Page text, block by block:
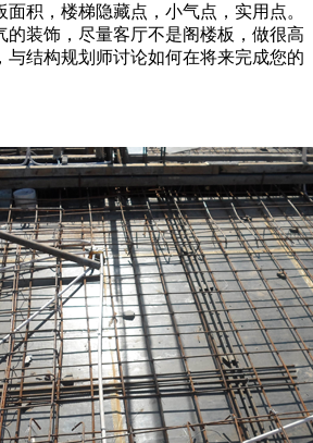
积，楼梯隐藏点，小气点，实用点。
的装饰，尽量客厅不是阁楼板，做很高
与结构规划师讨论如何在将来完成您的